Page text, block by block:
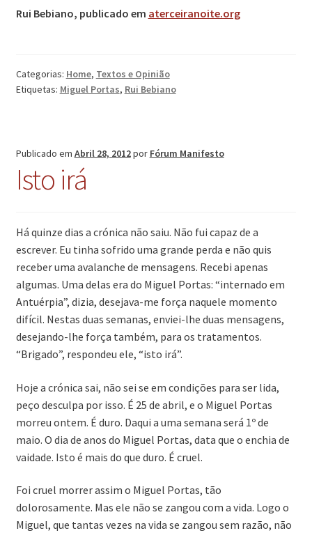
Rui Bebiano, publicado em aterceiranoite.org
Categorias: Home, Textos e Opinião
Etiquetas: Miguel Portas, Rui Bebiano
Publicado em Abril 28, 2012por Fórum Manifesto
Isto irá
Há quinze dias a crónica não saiu. Não fui capaz de a
escrever. Eu tinha sofrido uma grande perda e não quis
receber uma avalanche de mensagens. Recebi apenas
algumas. Uma delas era do Miguel Portas: “internado em
Antuérpia”, dizia, desejava-me força naquele momento
difícil. Nestas duas semanas, enviei-lhe duas mensagens,
desejando-lhe força também, para os tratamentos.
“Brigado”, respondeu ele, “isto irá”.
Hoje a crónica sai, não sei se em condições para ser lida,
peço desculpa por isso. É 25 de abril, e o Miguel Portas
morreu ontem. É duro. Daqui a uma semana será 1º de
maio. O dia de anos do Miguel Portas, data que o enchia de
vaidade. Isto é mais do que duro. É cruel.
Foi cruel morrer assim o Miguel Portas, tão
dolorosamente. Mas ele não se zangou com a vida. Logo o
Miguel, que tantas vezes na vida se zangou sem razão, não